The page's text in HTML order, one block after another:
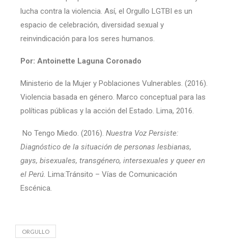
lucha contra la violencia. Así, el Orgullo LGTBI es un
espacio de celebración, diversidad sexual y
reinvindicación para los seres humanos.
Por: Antoinette Laguna Coronado
Ministerio de la Mujer y Poblaciones Vulnerables. (2016).
Violencia basada en género. Marco conceptual para las
políticas públicas y la acción del Estado. Lima, 2016.
No Tengo Miedo. (2016). Nuestra Voz Persiste:
Diagnóstico de la situación de personas lesbianas,
gays, bisexuales, transgénero, intersexuales y queer en
el Perú. Lima:Tránsito – Vías de Comunicación
Escénica.
ORGULLO